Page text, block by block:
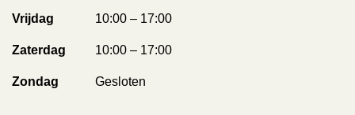
Vrijdag 10:00 – 17:00
Zaterdag 10:00 – 17:00
Zondag Gesloten